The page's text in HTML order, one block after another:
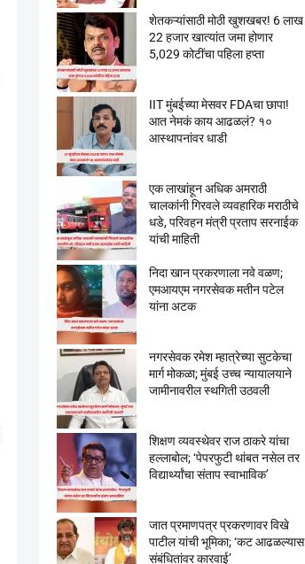
शेतकऱ्यांसाठी मोठी खुशखबर! 6 लाख
22 हजार खात्यांत जमा होणार
5,029 कोटींचा पहिला हप्ता
IIT मुंबईच्या मेसवर FDAचा छापा!
आत नेमकं काय आढळलं? १०
आस्थापनांवर धाडी
एक लाखांहून अधिक अमराठी
चालकांनी गिरवले व्यवहारिक मराठीचे
धडे, परिवहन मंत्री प्रताप सरनाईक
यांची माहिती
निदा खान प्रकरणाला नवे वळण;
एमआयएम नगरसेवक मतीन पटेल
यांना अटक
नगरसेवक रमेश म्हात्रेच्या सुटकेचा
मार्ग मोकळा; मुंबई उच्च न्यायालयाने
जामीनावरील स्थगिती उठवली
शिक्षण व्यवस्थेवर राज ठाकरे यांचा
हल्लाबोल; ‘पेपरफुटी थांबत नसेल तर
विद्यार्थ्यांचा संताप स्वाभाविक’
जात प्रमाणपत्र प्रकरणावर विखे
पाटील यांची भूमिका; ‘कट आढळल्यास
संबंधितांवर कारवाई’